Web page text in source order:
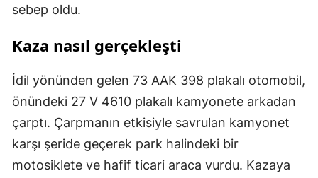
sebep oldu.
Kaza nasıl gerçekleşti
İdil yönünden gelen 73 AAK 398 plakalı otomobil,
önündeki 27 V 4610 plakalı kamyonete arkadan
çarptı. Çarpmanın etkisiyle savrulan kamyonet
karşı şeride geçerek park halindeki bir
motosiklete ve hafif ticari araca vurdu. Kazaya